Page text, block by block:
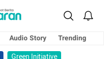
Audio Story
Trending
Green Initiative